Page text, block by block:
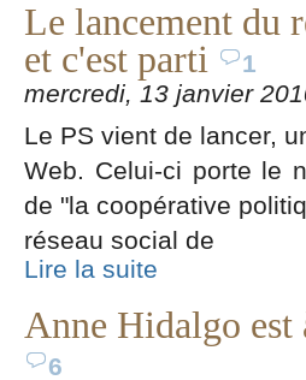
Le lancement du
et c'est parti
1
mercredi, 13 janvier
Le PS vient de lancer,
Web. Celui-ci porte le
de "la coopérative
réseau social de
Lire la suite
Anne Hidalgo est
6